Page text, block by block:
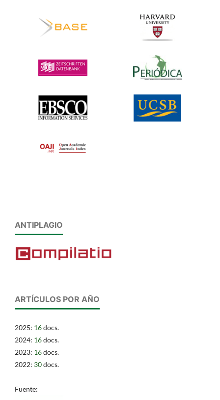
ANTIPLAGIO
ARTÍCULOS POR AÑO
2025: 16docs.
2024: 16docs.
2023: 16docs.
2022: 30docs.
Fuente: